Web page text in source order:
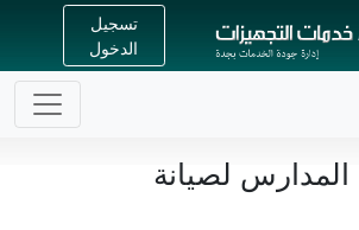
تسجيل
الدخول
لصيانة